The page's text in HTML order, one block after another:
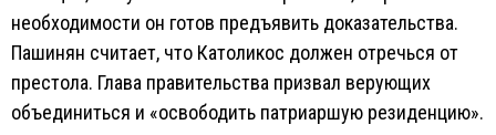
необходимости он готов предъявить доказательства.
Пашинян считает, что Католикос должен отречься от
престола. Глава правительства призвал верующих
объединиться и «освободить патриаршую резиденцию».